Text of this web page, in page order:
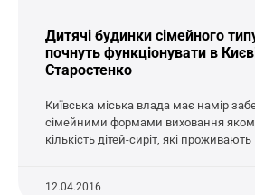
Дитячі будинки сімейного
почнуть функціонувати в
Старостенко
Київська міська влада має намір
сімейними формами виховання
кількість дітей-сиріт, які проживають
12.04.2016